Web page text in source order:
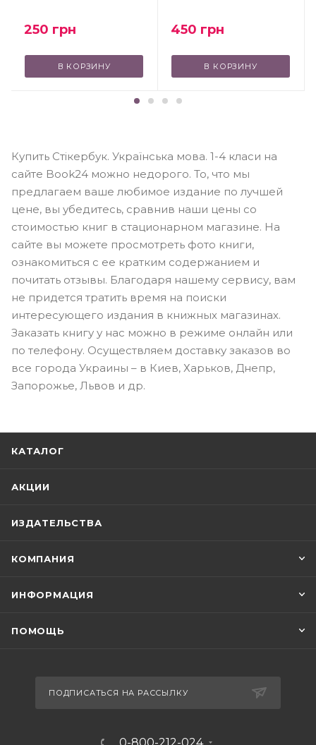
250 грн
В КОРЗИНУ
450 грн
В КОРЗИНУ
Купить Стікербук. Українська мова. 1-4 класи на
сайте Book24 можно недорого. То, что мы
предлагаем ваше любимое издание по лучшей
цене, вы убедитесь, сравнив наши цены со
стоимостью книг в стационарном магазине. На
сайте вы можете просмотреть фото книги,
ознакомиться с ее кратким содержанием и
почитать отзывы. Благодаря нашему сервису, вам
не придется тратить время на поиски
интересующего издания в книжных магазинах.
Заказать книгу у нас можно в режиме онлайн или
по телефону. Осуществляем доставку заказов во
все города Украины – в Киев, Харьков, Днепр,
Запорожье, Львов и др.
КАТАЛОГ
АКЦИИ
ИЗДАТЕЛЬСТВА
КОМПАНИЯ
ИНФОРМАЦИЯ
ПОМОЩЬ
ПОДПИСАТЬСЯ НА РАССЫЛКУ